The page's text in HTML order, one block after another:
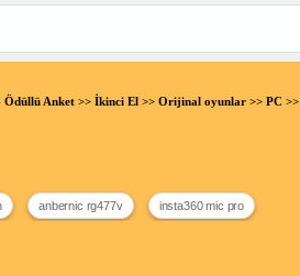
Ödüllü Anket>> İkinci El>> Orijinal oyunlar>> PC>>
anbernic rg477v insta360 mic pro